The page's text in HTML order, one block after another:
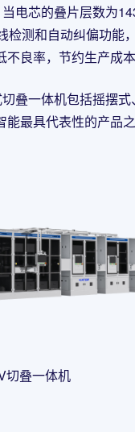
电芯的叠片层数为
测和自动纠偏功能
良率，节约生产成本
叠一体机包括摇摆
最具代表性的产品之
切叠一体机